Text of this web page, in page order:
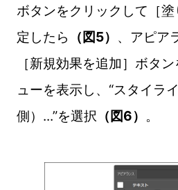
ボタンをクリックして［
定したら
（図5） 、アピア
［新規効果を追加］ボタ
ューを表示し、“スタイラ
側）...”を選択 （図6） 。